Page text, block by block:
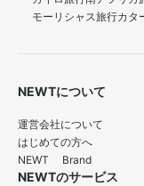
モーリシャス旅行カタ
NEWTについて
運営会社について
はじめての方へ
NEWT Brand
NEWTのサービス